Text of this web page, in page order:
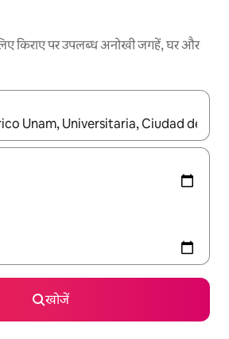
किराए पर उपलब्ध अनोखी जगहें, घर और
अप और डाउन 'ऐरो की' का इस्तेमाल करके नेविगेट
खोजें